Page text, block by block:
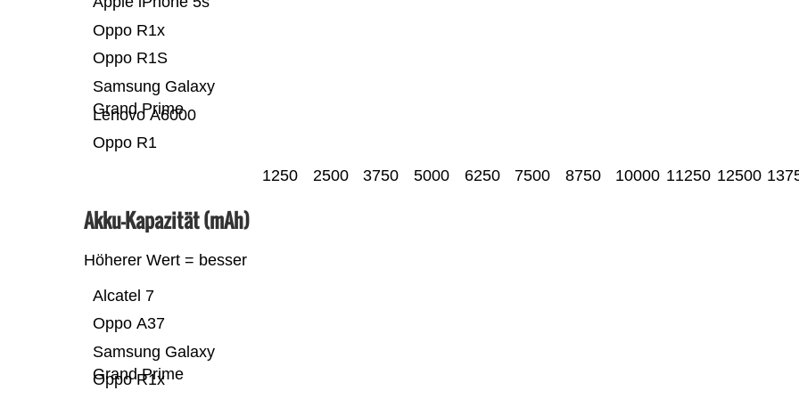
Oppo R1
Lenovo A6000
Samsung Galaxy
Grand Prime
Oppo R1S
Oppo R1x
1250 2500 3750 5000 6250 7500 8750 10000 11250 12500
Akku-Kapazität (mAh)
Höherer Wert = besser
Oppo R1x
Samsung Galaxy
Grand Prime
Oppo A37
Alcatel 7